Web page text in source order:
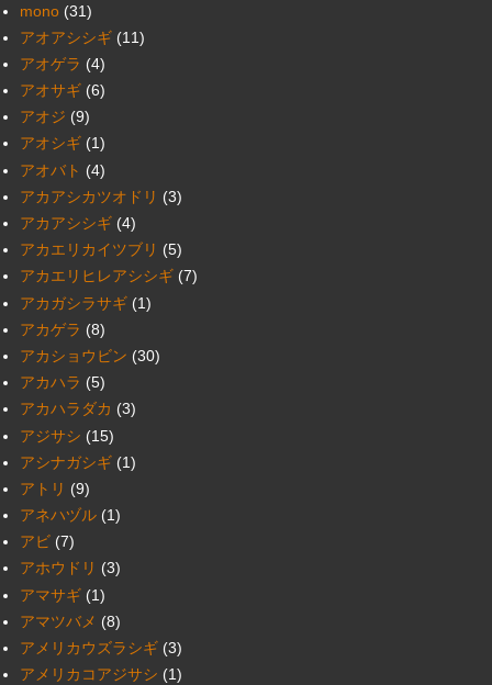
mono (31)
アオアシシギ (11)
アオゲラ (4)
アオサギ (6)
アオジ (9)
アオシギ (1)
アオバト (4)
アカアシカツオドリ (3)
アカアシシギ (4)
アカエリカイツブリ (5)
アカエリヒレアシシギ (7)
アカガシラサギ (1)
アカゲラ (8)
アカショウビン (30)
アカハラ (5)
アカハラダカ (3)
アジサシ (15)
アシナガシギ (1)
アトリ (9)
アネハヅル (1)
アビ (7)
アホウドリ (3)
アマサギ (1)
アマツバメ (8)
アメリカウズラシギ (3)
アメリカコアジサシ (1)